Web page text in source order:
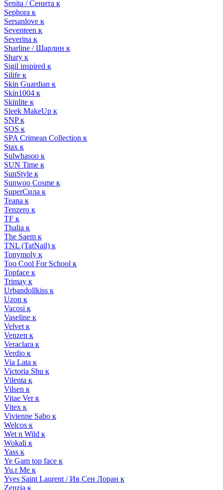
Senita / Сенита к
Sephora к
Sersanlove к
Seventeen к
Severina к
Sharline / Шарлин к
Shary к
Sigil inspired к
Silife к
Skin Guardian к
Skin1004 к
Skinlite к
Sleek MakeUp к
SNP к
SOS к
SPA Crimean Collection к
Stax к
Sulwhasoo к
SUN Time к
SunStyle к
Sunwoo Cosme к
SuperСила к
Teana к
Tenzero к
TF к
Thalia к
The Saem к
TNL (TatNail) к
Tonymoly к
Too Cool For School к
Topface к
Trimay к
Urbandollkiss к
Uzon к
Vacosi к
Vaseline к
Velvet к
Venzen к
Veraclara к
Verdio к
Via Lata к
Victoria Shu к
Vilenta к
Vilsen к
Vitae Ver к
Vitex к
Vivienne Sabo к
Welcos к
Wet n Wild к
Wokali к
Yass к
Ye Gam top face к
Yu.r Me к
Yves Saint Laurent / Ив Сен Лоран к
Zenzia к